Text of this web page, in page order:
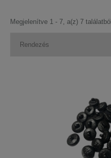
Megjelenítve 1 - 7, a(z) 7 találatból